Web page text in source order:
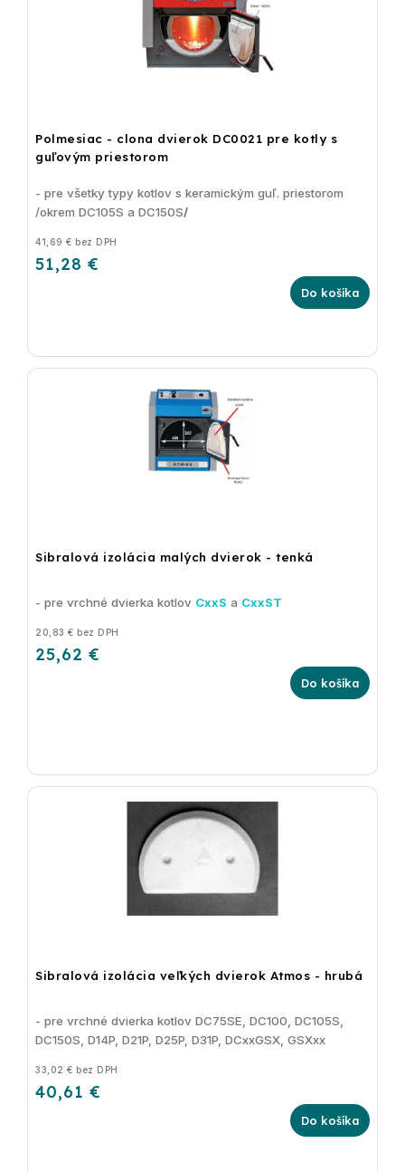
Polmesiac - clona dvierok DC0021 pre kotly s
guľovým priestorom
41,69 € bez DPH
51,28 €
Do košíka
- pre všetky typy kotlov s keramickým guľ. priestorom
/okrem DC105S a DC150S/
Sibralová izolácia malých dvierok - tenká
20,83 € bez DPH
25,62 €
Do košíka
- pre vrchné dvierka kotlov CxxS a CxxST
Sibralová izolácia veľkých dvierok Atmos - hrubá
33,02 € bez DPH
40,61 €
Do košíka
- pre vrchné dvierka kotlov DC75SE, DC100, DC105S,
DC150S, D14P, D21P, D25P, D31P, DCxxGSX, GSXxx